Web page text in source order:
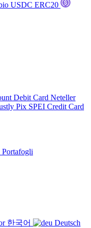
USDC ERC20
Debit Card Neteller
Pix SPEI Credit Card
Portafogli
한국어
Deutsch